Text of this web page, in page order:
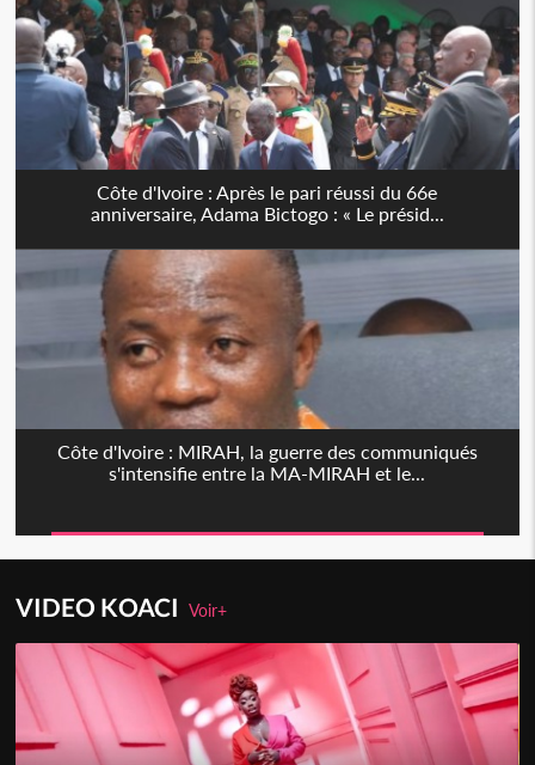
Côte d'Ivoire : Après le pari réussi du 66e
anniversaire, Adama Bictogo : « Le présid...
Côte d'Ivoire : MIRAH, la guerre des communiqués
s'intensifie entre la MA-MIRAH et le...
VIDEO KOACIVoir+